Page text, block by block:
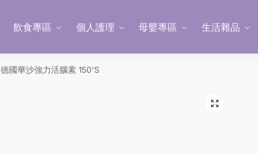
飲食專區 個人護理 母嬰專區 生活雜品
德國華沙強力活腦素 150’S